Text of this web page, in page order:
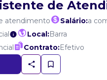
de
atendimento Salário:a
Local:Barra
Contrato:Efetivo